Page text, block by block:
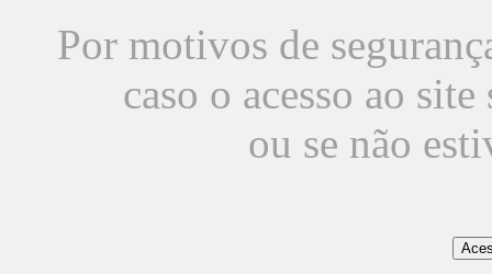
Por motivos de
caso o acesso ao
ou se não